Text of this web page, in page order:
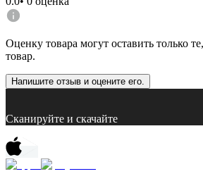
Оценку товара могут оставить только
товар.
Напишите отзыв и оцените его.
Сканируйте и скачайте